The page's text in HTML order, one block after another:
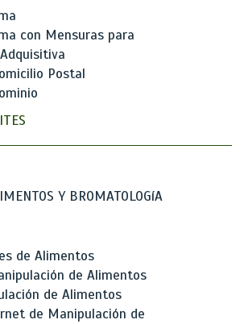
con Mensuras para
Postal
Y BROMATOLOGíA
de Alimentos
de Alimentos
de Alimentos
de Manipulación de